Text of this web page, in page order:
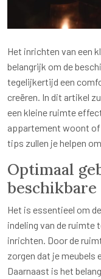
Het inrichten van een
belangrijk om de
tegelijkertijd een
creëren. In dit artikel
een kleine ruimte
appartement woont of
tips zullen je helpen
Optimaal
Het is essentieel om
indeling van de ruimte
inrichten. Door de
zorgen dat je meubels
Daarnaast is het